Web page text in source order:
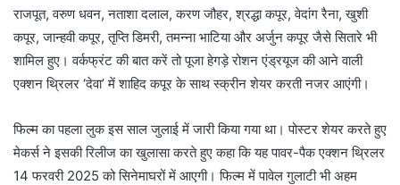
राजपूत, वरुण धवन, नताशा दलाल, करण जौहर, श्रद्धा कपूर, वेदांग रैना, खुशी
कपूर, जान्हवी कपूर, तृप्ति डिमरी, तमन्ना भाटिया और अर्जुन कपूर जैसे सितारे भी
शामिल हुए। वर्कफ्रंट की बात करें तो पूजा हेगड़े रोशन एंड्रयूज की आने वाली
एक्शन थ्रिलर ‘देवा’ में शाहिद कपूर के साथ स्क्रीन शेयर करती नजर आएंगी।
फिल्म का पहला लुक इस साल जुलाई में जारी किया गया था। पोस्टर शेयर करते हुए
मेकर्स ने इसकी रिलीज का खुलासा करते हुए कहा कि यह पावर-पैक एक्शन थ्रिलर
14 फरवरी 2025 को सिनेमाघरों में आएगी। फिल्म में पावेल गुलाटी भी अहम